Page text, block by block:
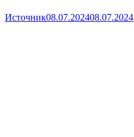
Источник08.07.202408.07.2024